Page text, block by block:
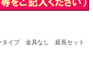
タイプ 金具なし 延長セット